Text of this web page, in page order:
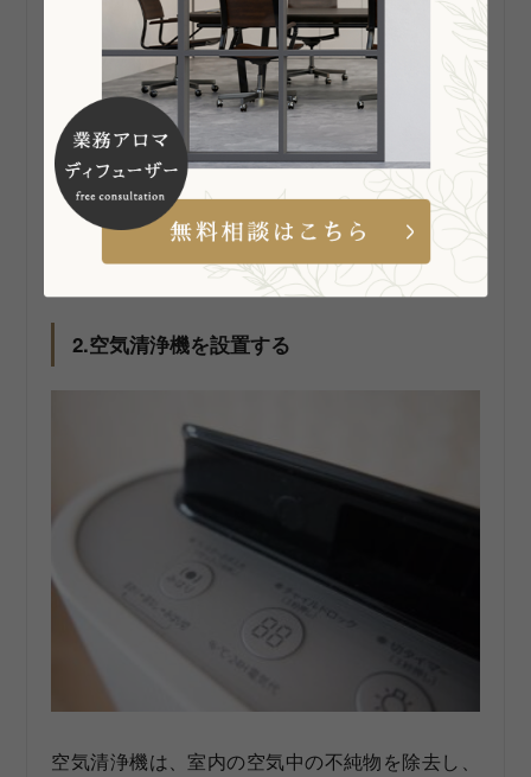
オフィス内に窓が少ない場合や、天候が不安定な
場合、換気扇を設置することが有用です。換気扇
は室内の空気を循環させ、新鮮な外気を取り入れ
るのに役立ちます。適切な位置に換気扇を設置
し、適切にメンテナンスを行うことで、臭い問題
の軽減に寄与します。
2.空気清浄機を設置する
空気清浄機は、室内の空気中の不純物を除去し、